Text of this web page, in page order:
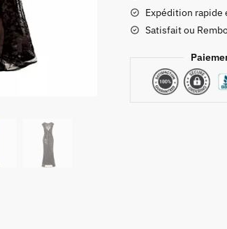
Expédition rapide
Satisfait ou